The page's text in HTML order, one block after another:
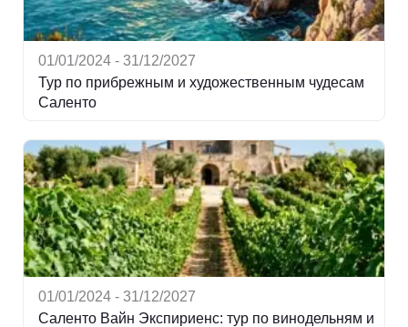
01/01/2024 - 31/12/2027
Тур по прибрежным и художественным чудесам
Саленто
01/01/2024 - 31/12/2027
Саленто Вайн Экспириенс: тур по винодельням и